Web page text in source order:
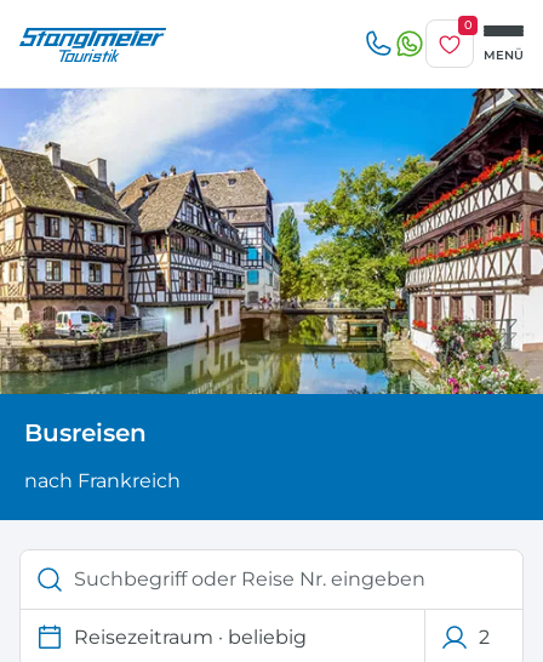
0
MENÜ
Merkliste
Reise/n auf deiner Merkliste
Keine Reisen auf der Merkliste
Zuletzt angesehen
Keine Reisen bislang angesehen
Busreisen
nach Frankreich
Reisezeitraum · beliebig
beliebig 1-3 Tage 4-7 Tage
8 Tage und mehr
2
Erwachsene
Kinder